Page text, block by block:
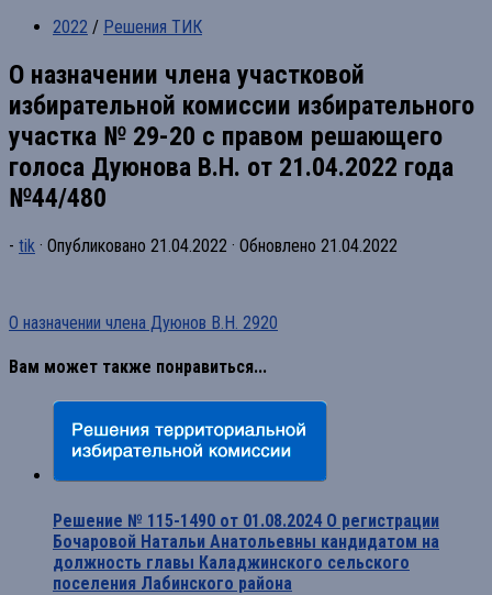
2022 / Решения ТИК
О назначении члена участковой
избирательной комиссии избирательного
участка № 29-20 с правом решающего
голоса Дуюнова В.Н. от 21.04.2022 года
№44/480
- tik · Опубликовано 21.04.2022 · Обновлено 21.04.2022
О назначении члена Дуюнов В.Н. 2920
Вам может также понравиться...
Решение № 115-1490 от 01.08.2024 О регистрации
Бочаровой Натальи Анатольевны кандидатом на
должность главы Каладжинского сельского
поселения Лабинского района